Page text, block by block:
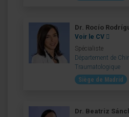
Dr. Rocío
Voir le CV
Spécialiste
Département de
Traumatologique
Siège de Madrid
Dr. Beatriz